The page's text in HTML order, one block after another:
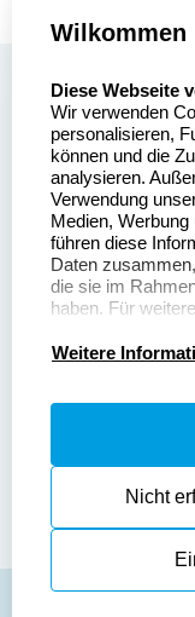
Asterlager
47228
Deutschland
Dateivorgaben
Fragen &
Widerrufsrecht
Wilkommen
Diese Webseite
Wir verwenden
personalisieren,
können und die
analysieren.
Verwendung
Medien,
führen diese
Daten
die sie im
haben. Für
Weitere
Nicht